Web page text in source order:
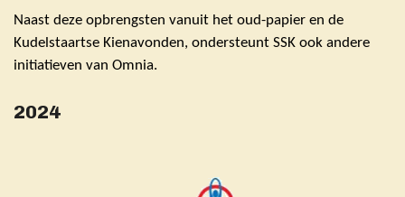
Naast deze opbrengsten vanuit het oud-papier en de
Kudelstaartse Kienavonden, ondersteunt SSK ook andere
initiatieven van Omnia.
2024